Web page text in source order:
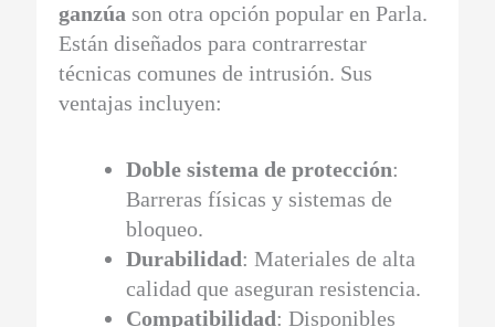
ganzúa son otra opción popular en Parla.
Están diseñados para contrarrestar
técnicas comunes de intrusión. Sus
ventajas incluyen:
Doble sistema de protección:
Barreras físicas y sistemas de
bloqueo.
Durabilidad: Materiales de alta
calidad que aseguran resistencia.
Compatibilidad: Disponibles